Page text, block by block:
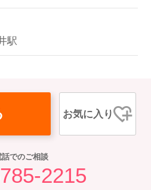
駅
お気に入り
話でのご相談
2215